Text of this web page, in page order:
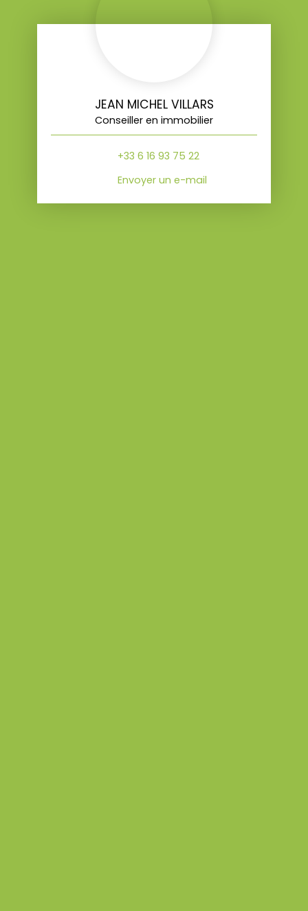
JEAN MICHEL VILLARS
Conseiller en immobilier
+33 6 16 93 75 22
Envoyer un e-mail